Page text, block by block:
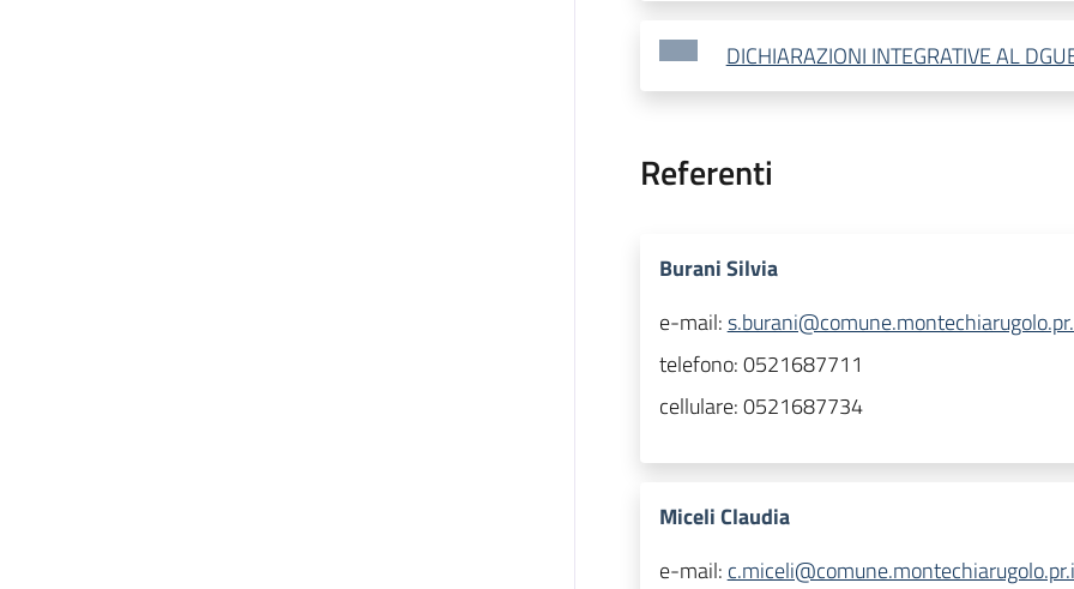
DICHIARAZIONI INTEGRATIVE AL
Referenti
Burani Silvia
e-mail:
telefono:0521687711
cellulare:0521687734
Miceli Claudia
e-mail: